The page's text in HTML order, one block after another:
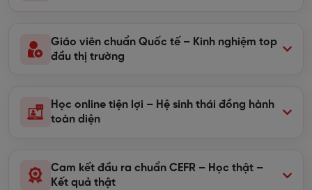
Giáo viên chuẩn Quốc tế – Kinh nghiệm top
đầu thị trường
Học online tiện lợi – Hệ sinh thái đồng hành
toàn diện
Cam kết đầu ra chuẩn CEFR – Học thật –
Kết quả thật